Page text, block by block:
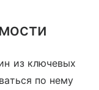
из ключевых
по нему